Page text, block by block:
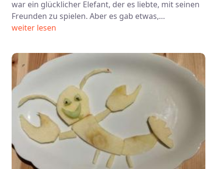
war ein glücklicher Elefant, der es liebte, mit seinen
Freunden zu spielen. Aber es gab etwas,…
weiter lesen